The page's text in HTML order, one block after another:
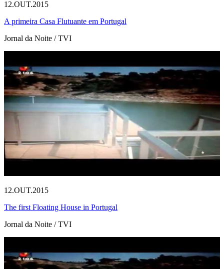
12.OUT.2015
A primeira Casa Flutuante em Portugal
Jornal da Noite / TVI
12.OUT.2015
The first Floating House in Portugal
Jornal da Noite / TVI